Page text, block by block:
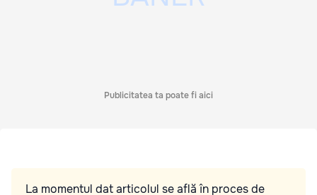
Publicitatea ta poate fi aici
La momentul dat articolul se află în proces de